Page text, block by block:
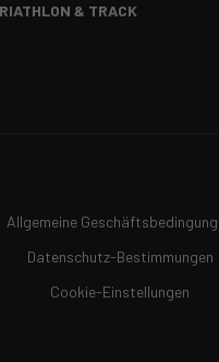
& TRACK
Allgemeine
Datenschutz-Bestimmungen
Cookie-Einstellungen